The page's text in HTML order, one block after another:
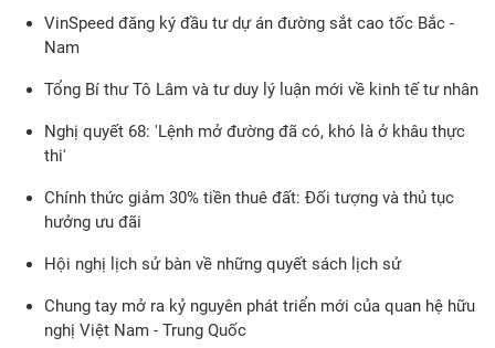
VinSpeed đăng ký đầu tư dự án đường sắt cao tốc Bắc -
Nam
Tổng Bí thư Tô Lâm và tư duy lý luận mới về kinh tế tư nhân
Nghị quyết 68: 'Lệnh mở đường đã có, khó là ở khâu thực
thi'
Chính thức giảm 30% tiền thuê đất: Đối tượng và thủ tục
hưởng ưu đãi
Hội nghị lịch sử bàn về những quyết sách lịch sử
Chung tay mở ra kỷ nguyên phát triển mới của quan hệ hữu
nghị Việt Nam - Trung Quốc